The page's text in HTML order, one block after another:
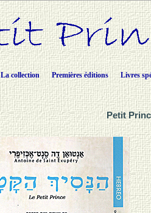
La collection Premières éditions Livres
Petit